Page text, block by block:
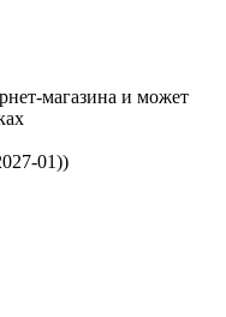
магазина и может
01))